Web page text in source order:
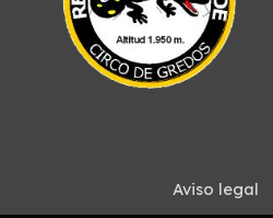
Aviso legal